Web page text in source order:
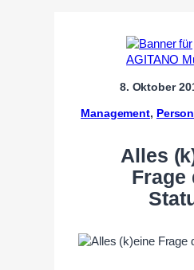
8. Oktober
Management,
Alles
Frage